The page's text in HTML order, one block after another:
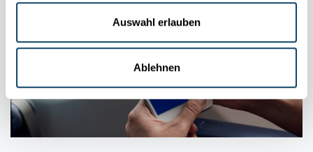
Auswahl erlauben
Ablehnen